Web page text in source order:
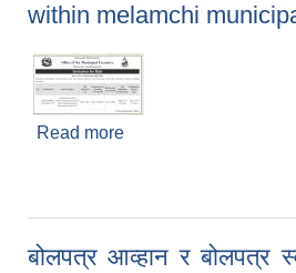
within melamchi
Read more
बोलपत्र आव्हान र बोलपत्र